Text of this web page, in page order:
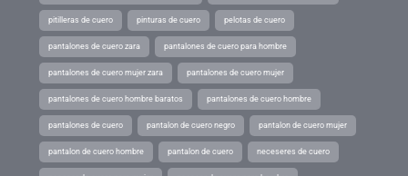
pitilleras de cuero pinturas de cuero pelotas de cuero
pantalones de cuero zara pantalones de cuero para hombre
pantalones de cuero mujer zara pantalones de cuero mujer
pantalones de cuero hombre baratos pantalones de cuero hombre
pantalones de cuero pantalon de cuero negro pantalon de cuero mujer
pantalon de cuero hombre pantalon de cuero neceseres de cuero